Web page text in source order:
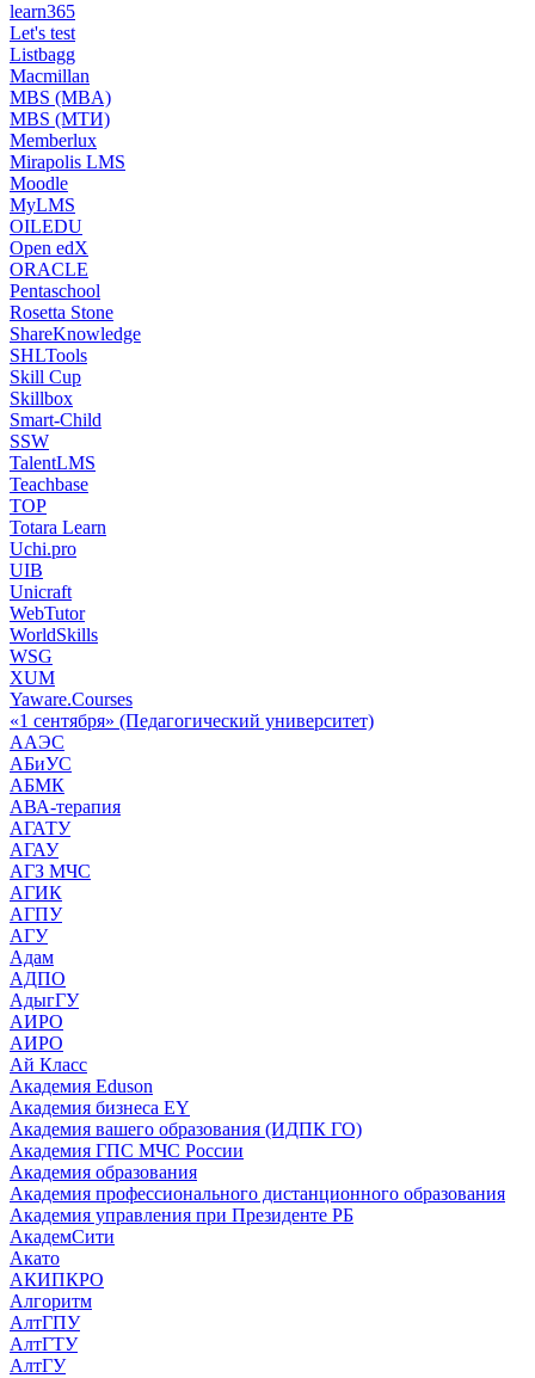
learn365
Let's test
Listbagg
Macmillan
MBS (MBA)
MBS (МТИ)
Memberlux
Mirapolis LMS
Moodle
MyLMS
OILEDU
Open edX
ORACLE
Pentaschool
Rosetta Stone
ShareKnowledge
SHLTools
Skill Cup
Skillbox
Smart-Child
SSW
TalentLMS
Teachbase
TOP
Totara Learn
Uchi.pro
UIB
Unicraft
WebTutor
WorldSkills
WSG
XUM
Yaware.Courses
«1 сентября» (Педагогический университет)
ААЭС
АБиУС
АБМК
АВА-терапия
АГАТУ
АГАУ
АГЗ МЧС
АГИК
АГПУ
АГУ
Адам
АДПО
АдыгГУ
АИРО
АИРО
Ай Класс
Академия Eduson
Академия бизнеса EY
Академия вашего образования (ИДПК ГО)
Академия ГПС МЧС России
Академия образования
Академия профессионального дистанционного образования
Академия управления при Президенте РБ
АкадемСити
Акато
АКИПКРО
Алгоритм
АлтГПУ
АлтГТУ
АлтГУ